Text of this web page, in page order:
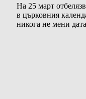
На 25 март
в църковния
никога не мени